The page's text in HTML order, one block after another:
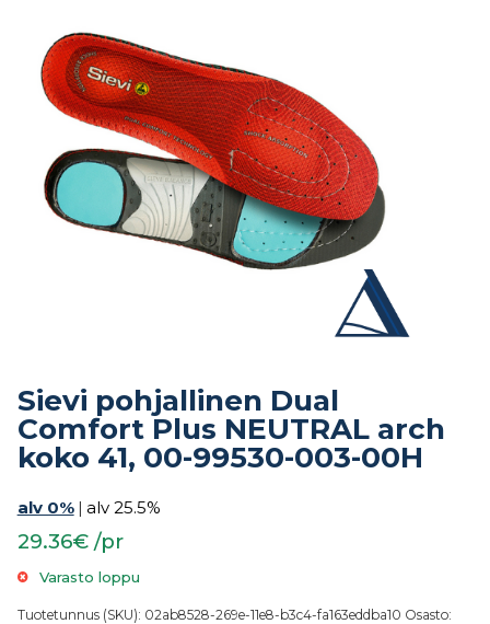
Sievi pohjallinen Dual
Comfort Plus NEUTRAL arch
koko 41, 00-99530-003-00H
alv 0% | alv 25.5%
29.36€ /pr
Varasto loppu
Tuotetunnus (SKU): 02ab8528-269e-11e8-b3c4-fa163eddba10 Osasto: